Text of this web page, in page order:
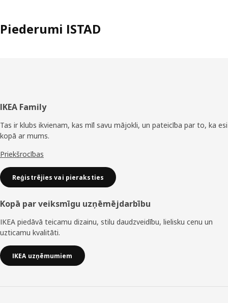
Piederumi ISTAD
Kājene
IKEA Family
Tas ir klubs ikvienam, kas mīl savu mājokli, un pateicība par to, ka esi
kopā ar mums.
Priekšrocības
Reģistrējies vai pieraksties
Kopā par veiksmīgu uzņēmējdarbību
IKEA piedāvā teicamu dizainu, stilu daudzveidību, lielisku cenu un
uzticamu kvalitāti.
IKEA uzņēmumiem